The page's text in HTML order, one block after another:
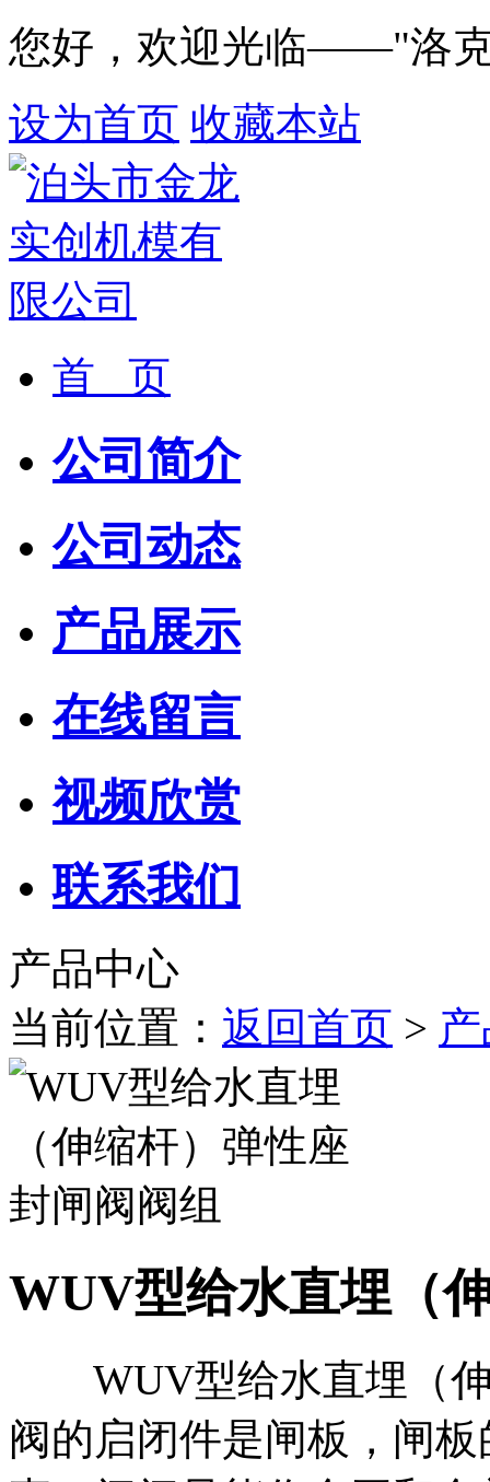
您好，欢迎光临——"洛
设为首页 收藏本站
首 页
公司简介
公司动态
产品展示
在线留言
视频欣赏
联系我们
产品中心
当前位置： 返回首页 >
WUV型给水直埋（
WUV型给水直埋（伸
阀的启闭件是闸板，闸